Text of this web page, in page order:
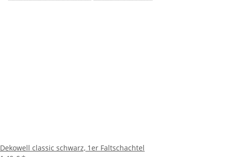
Dekowell classic schwarz, 1er Faltschachtel